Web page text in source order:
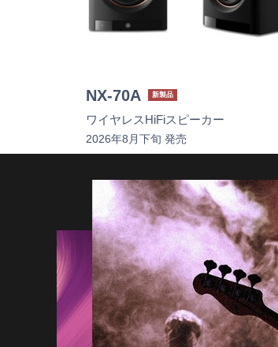
NX-70A 新製品
ワイヤレスHiFiスピーカー
2026年8月下旬 発売